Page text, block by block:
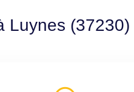
Luynes (37230)